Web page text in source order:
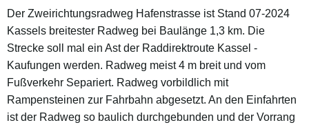
Der Zweirichtungsradweg Hafenstrasse ist Stand 07-2024
Kassels breitester Radweg bei Baulänge 1,3 km. Die
Strecke soll mal ein Ast der Raddirektroute Kassel -
Kaufungen werden. Radweg meist 4 m breit und vom
Fußverkehr Separiert. Radweg vorbildlich mit
Rampensteinen zur Fahrbahn abgesetzt. An den Einfahrten
ist der Radweg so baulich durchgebunden und der Vorrang